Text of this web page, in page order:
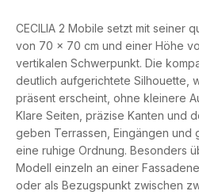
CECILIA 2 Mobile setzt mit seiner
von 70 × 70 cm und einer Höhe
vertikalen Schwerpunkt. Die
deutlich aufgerichtete Silhouette,
präsent erscheint, ohne kleinere
Klare Seiten, präzise Kanten und
geben Terrassen, Eingängen und
eine ruhige Ordnung. Besonders
Modell einzeln an einer
oder als Bezugspunkt zwischen